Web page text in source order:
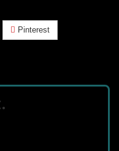
Pinterest